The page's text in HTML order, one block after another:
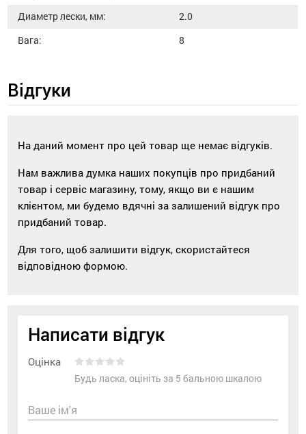
Диаметр лески, мм:
2.0
Вага:
8
Відгуки
На даний момент про цей товар ще немає відгуків.
Нам важлива думка наших покупців про придбаний
товар і сервіс магазину, тому, якщо ви є нашим
клієнтом, ми будемо вдячні за залишений відгук про
придбаний товар.
Для того, щоб залишити відгук, скористайтеся
відповідною формою.
Написати відгук
Оцінка
Будь ласка, оцініть за 5 бальною шкалою
Ваше ім'я